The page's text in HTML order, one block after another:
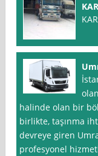
halinde olan bir
birlikte, taşınma
devreye giren
profesyonel